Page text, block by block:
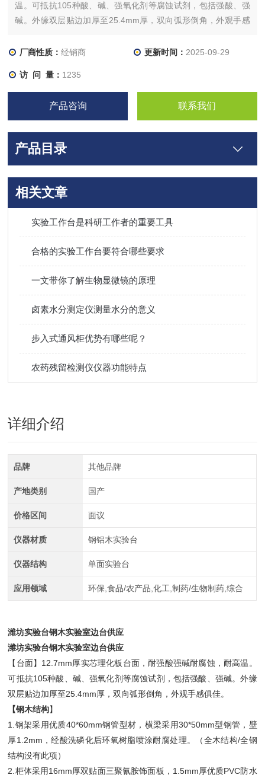
温。可抵抗105种酸、碱、强氧化剂等腐蚀试剂，包括强酸、强
碱。外缘双层贴边加厚至25.4mm厚，双向弧形倒角，外观手感
厂商性质：经销商 更新时间： 2025-09-29
访 问 量： 1235
产品咨询 联系我们
产品目录
相关文章
实验工作台是科研工作者的重要工具
合格的实验工作台要符合哪些要求
一文带你了解生物显微镜的原理
卤素水分测定仪测量水分的意义
步入式通风柜优势有哪些呢？
农药残留检测仪仪器功能特点
详细介绍
品牌 其他品牌
产地类别 国产
价格区间 面议
仪器材质 钢铝木实验台
仪器结构 单面实验台
应用领域 环保,食品/农产品,化工,制药/生物制药,综合
潍坊实验台钢木实验室边台供应
潍坊实验台钢木实验室边台供应
【台面】12.7mm厚实芯理化板台面，耐强酸强碱耐腐蚀，耐高温。
可抵抗105种酸、碱、强氧化剂等腐蚀试剂，包括强酸、强碱。外缘
双层贴边加厚至25.4mm厚，双向弧形倒角，外观手感俱佳。
【钢木结构】
1.钢架采用优质40*60mm钢管型材，横梁采用30*50mm型钢管，壁
厚1.2mm，经酸洗磷化后环氧树脂喷涂耐腐处理。（全木结构/全钢
结构没有此项）
2.柜体采用16mm厚双贴面三聚氰胺饰面板，1.5mm厚优质PVC防水